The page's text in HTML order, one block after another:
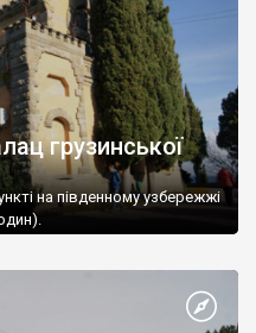
грузинської
на південному узбережжі